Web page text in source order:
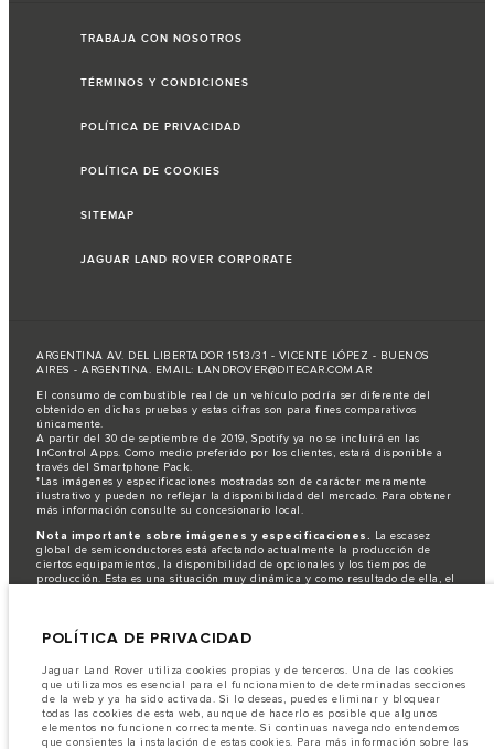
TRABAJA CON NOSOTROS
TÉRMINOS Y CONDICIONES
POLÍTICA DE PRIVACIDAD
POLÍTICA DE COOKIES
SITEMAP
JAGUAR LAND ROVER CORPORATE
ARGENTINA AV. DEL LIBERTADOR 1513/31 - VICENTE LÓPEZ - BUENOS
AIRES - ARGENTINA. EMAIL: LANDROVER@DITECAR.COM.AR
El consumo de combustible real de un vehículo podría ser diferente del
obtenido en dichas pruebas y estas cifras son para fines comparativos
únicamente.
A partir del 30 de septiembre de 2019, Spotify ya no se incluirá en las
InControl Apps. Como medio preferido por los clientes, estará disponible a
través del Smartphone Pack.
*Las imágenes y especificaciones mostradas son de carácter meramente
ilustrativo y pueden no reflejar la disponibilidad del mercado. Para obtener
más información consulte su concesionario local.
Nota importante sobre imágenes y especificaciones. La escasez
global de semiconductores está afectando actualmente la producción de
ciertos equipamientos, la disponibilidad de opcionales y los tiempos de
producción. Esta es una situación muy dinámica y como resultado de ella, el
distribuidor de su preferencia, quien podrá dar a conocer las restricciones
únicamente en las especificaciones e imágenes mostradas en este sitio web.
Jaguar Land Rover Limited busca constantemente nuevas formas de mejorar
las especificaciones, el diseño y la producción de sus vehículos, piezas y
accesorios, por lo que se producen modificaciones de forma continua y sin
previo aviso. Según el modelo, algunas funciones serán opcionales o
POLÍTICA DE PRIVACIDAD
Jaguar Land Rover utiliza cookies propias y de terceros. Una de las cookies
que utilizamos es esencial para el funcionamiento de determinadas secciones
de la web y ya ha sido activada. Si lo deseas, puedes eliminar y bloquear
todas las cookies de esta web, aunque de hacerlo es posible que algunos
elementos no funcionen correctamente. Si continuas navegando entendemos
que consientes la instalación de estas cookies. Para más información sobre las